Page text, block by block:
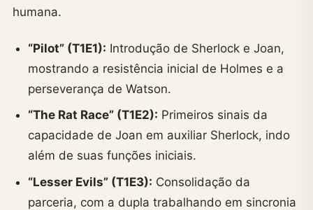
humana.
“Pilot” (T1E1): Introdução de Sherlock e Joan,
mostrando a resistência inicial de Holmes e a
perseverança de Watson.
“The Rat Race” (T1E2): Primeiros sinais da
capacidade de Joan em auxiliar Sherlock, indo
além de suas funções iniciais.
“Lesser Evils” (T1E3): Consolidação da
parceria, com a dupla trabalhando em sincronia